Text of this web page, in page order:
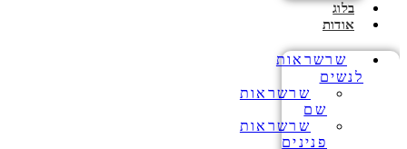
בלוג
אודות
שרשראות
לנשים
שרשראות
שם
שרשראות
פנינים